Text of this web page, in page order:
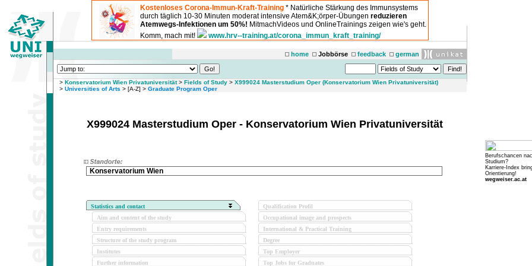
Kostenloses Corona-Immun-Kraft-Training * Natürliche Stärkung des Immunsystems
durch täglich 10-30 Minuten moderat intensive Atem&K;örper-Übungen reduzieren
Atemwegs-Infektionen um 50%! MitmachVideos und OnlineTrainings zeigen wie's geht.
Komm, mach mit!
www.hrv--training.at/corona_immun_kraft_training/
home Jobbörse feedback german
> Konservatorium Wien Privatuniversität> Fields of Study > X999024 Masterstudium Oper (Konservatorium Wien Privatuniversität)
> Universities of Arts > [A-Z] > Graduate Program Oper
X999024 Masterstudium Oper - Konservatorium Wien Privatuniversität
Konservatorium Wien
Statistics and contact
Aim and content of the study
Entry requirements
Structure of the study program
Institutes
Further information
Qualification Profil
Occupational image and prospects
International & Practical Training
Degree
Top Employer
Top Jobs for Graduates
Berufschancen
Studium?
Karriere-Index
Orientierung!
wegweiser.ac.at